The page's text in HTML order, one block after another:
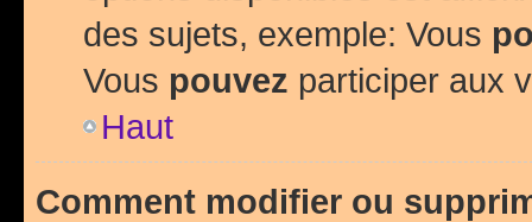
des sujets, exemple: Vous
Vous pouvez participer aux
Haut
Comment modifier ou